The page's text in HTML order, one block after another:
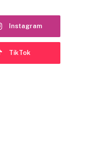
Instagram
TikTok